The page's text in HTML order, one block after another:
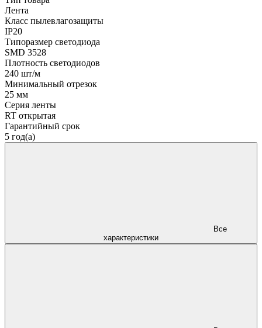
Лента
Класс пылевлагозащиты
IP20
Типоразмер светодиода
SMD 3528
Плотность светодиодов
240 шт/м
Минимальный отрезок
25 мм
Серия ленты
RT открытая
Гарантийный срок
5 год(а)
характеристики